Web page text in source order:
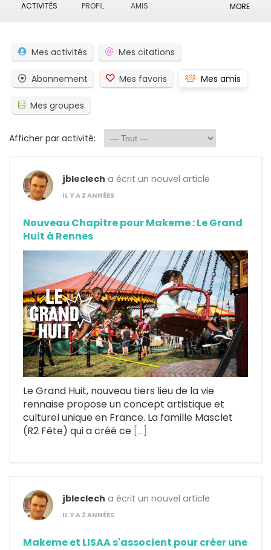
ACTIVITÉS PROFIL AMIS MORE
Mes activités Mes citations
Abonnement Mes favoris Mes amis
Mes groupes
Afficher par activité:
jbleclech a écrit un nouvel article
IL Y A 2 ANNÉES
Nouveau Chapitre pour Makeme : Le Grand
Huit à Rennes
Le Grand Huit, nouveau tiers lieu de la vie
rennaise propose un concept artistique et
culturel unique en France. La famille Masclet
(R2 Fête) qui a créé ce […]
jbleclech a écrit un nouvel article
IL Y A 2 ANNÉES
Makeme et LISAA s'associent pour créer une